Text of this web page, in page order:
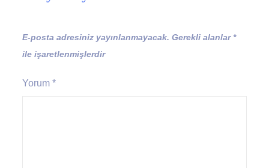
E-posta adresiniz yayınlanmayacak. Gerekli alanlar *
ile işaretlenmişlerdir
Yorum*